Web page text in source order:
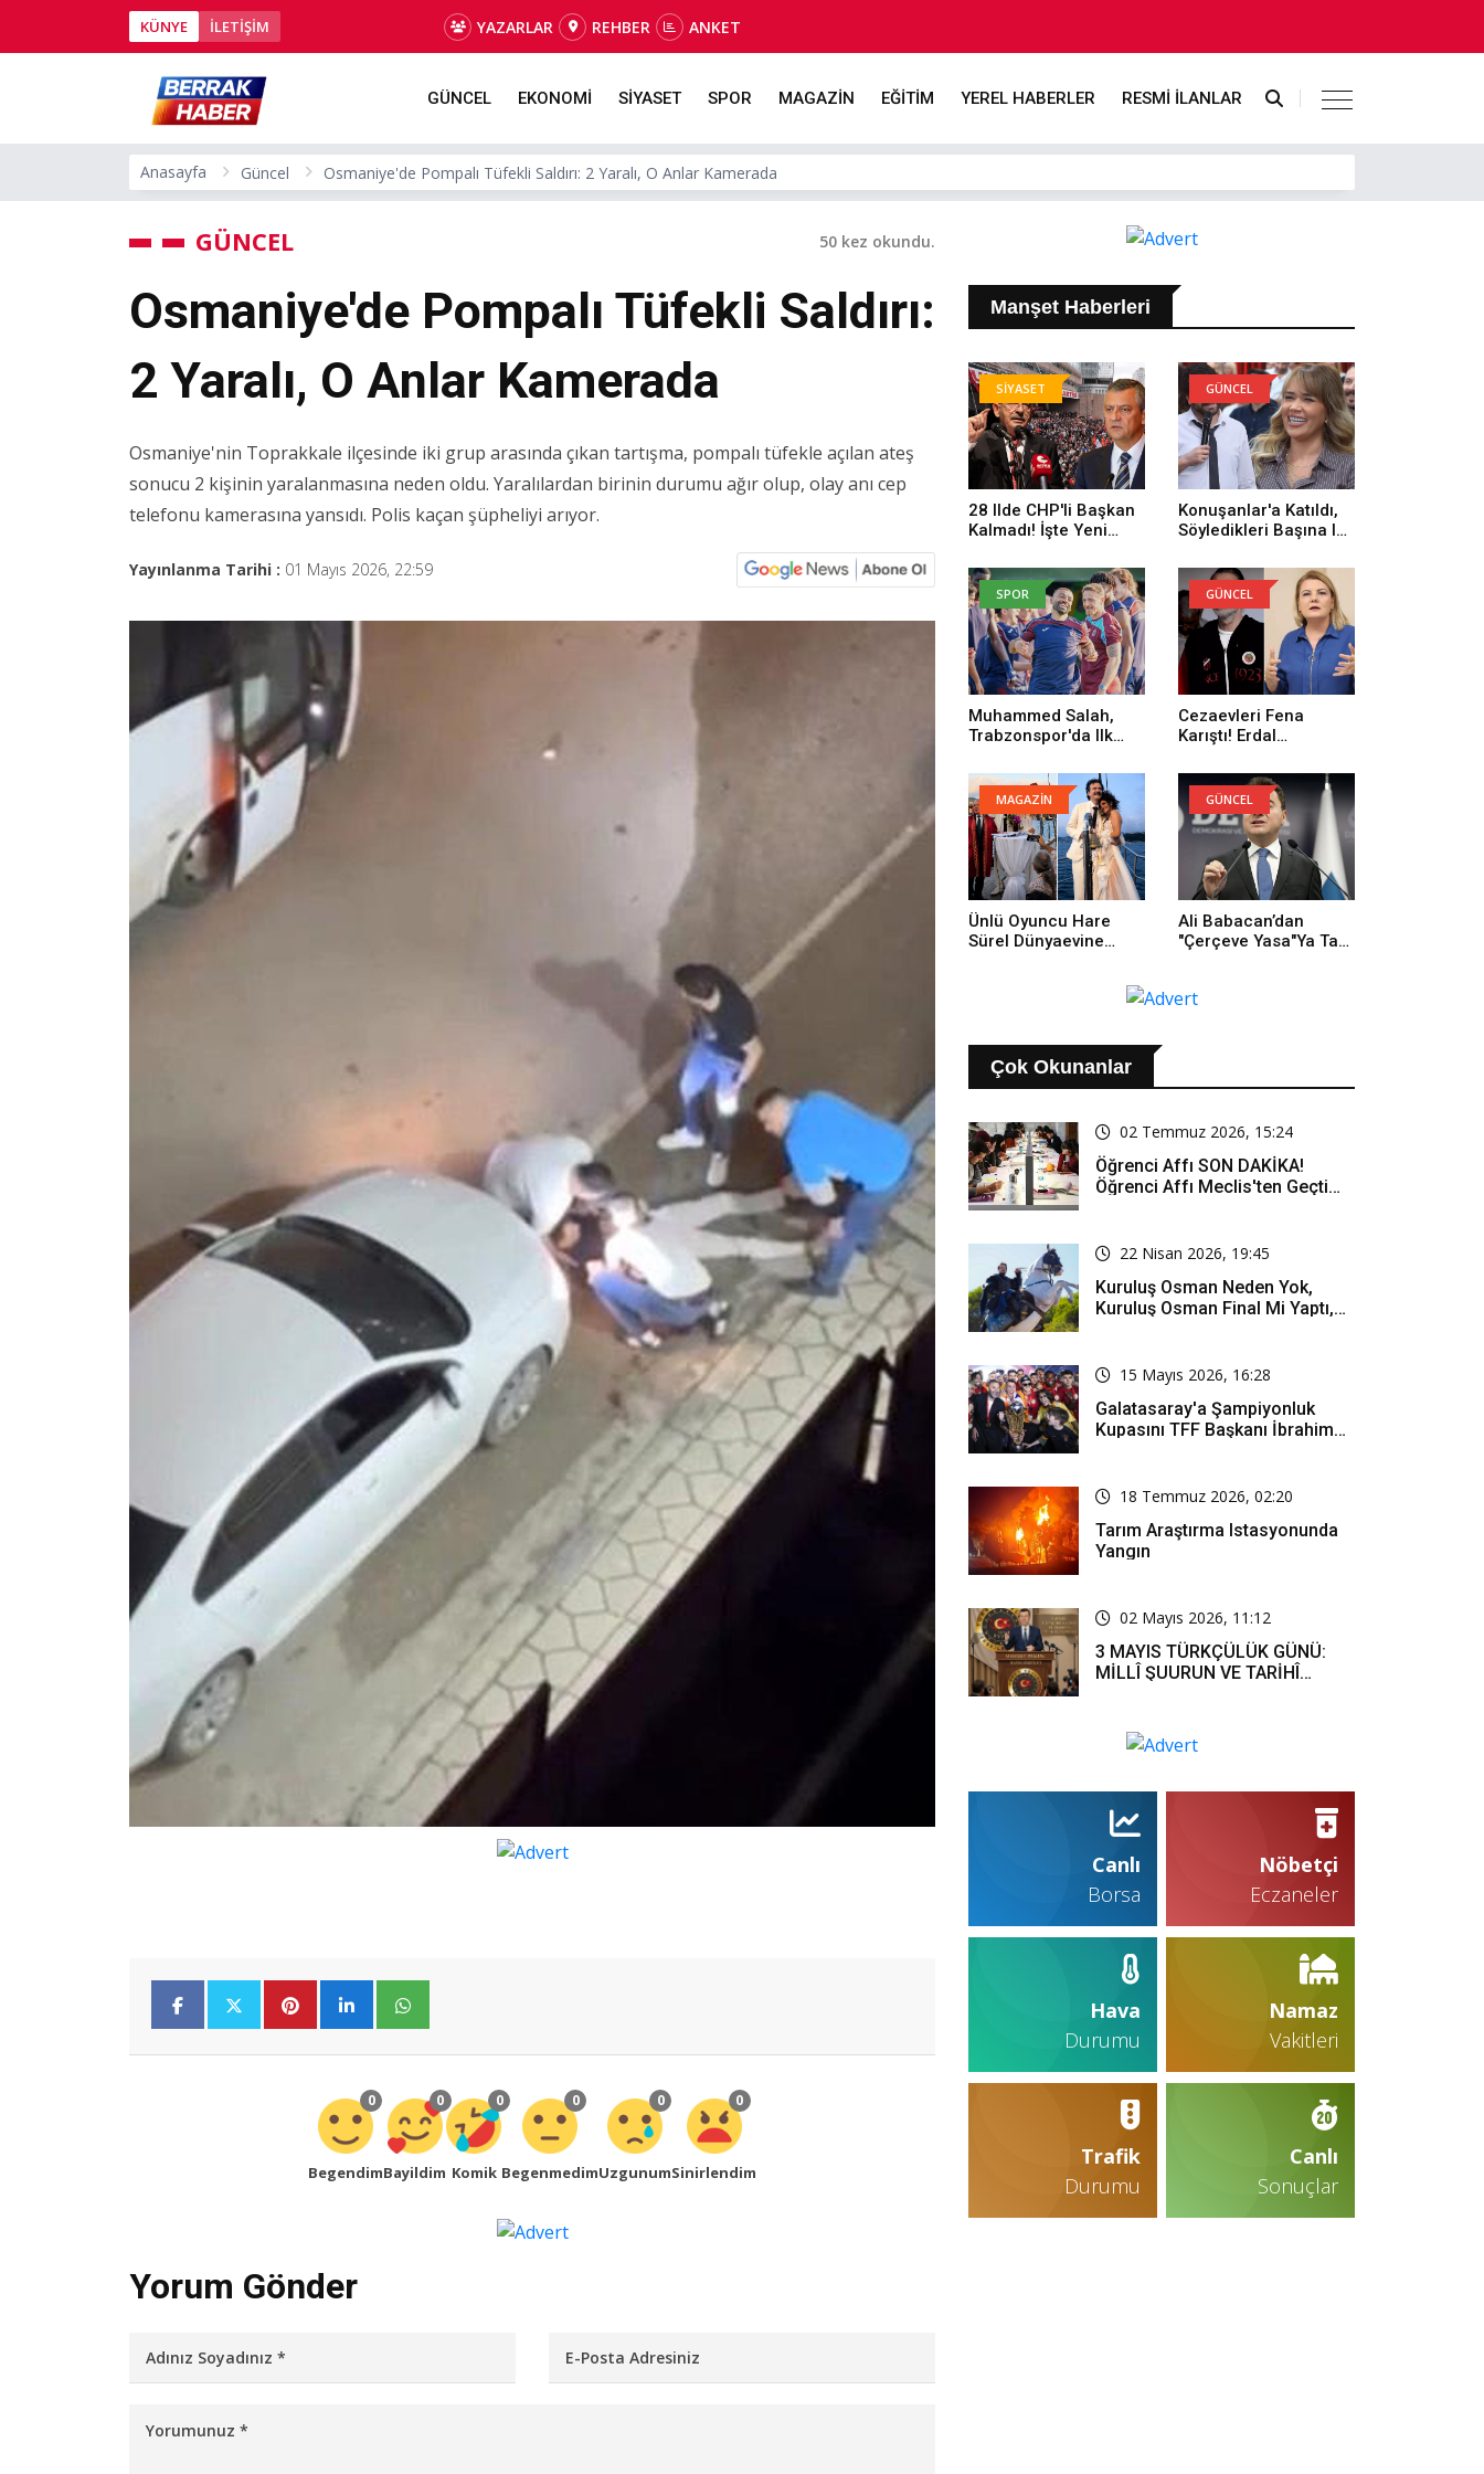
KÜNYE İLETİŞİM YAZARLAR REHBER ANKET
GÜNCEL EKONOMİ SİYASET SPOR MAGAZİN EĞİTİM YEREL HABERLER RESMİ İLANLAR
Anasayfa Güncel Osmaniye'de Pompalı Tüfekli Saldırı: 2 Yaralı, O Anlar Kamerada
GÜNCEL 50 kez okundu.
Osmaniye'de Pompalı Tüfekli Saldırı:
2 Yaralı, O Anlar Kamerada
Osmaniye'nin Toprakkale ilçesinde iki grup arasında çıkan tartışma, pompalı tüfekle açılan ateş
sonucu 2 kişinin yaralanmasına neden oldu. Yaralılardan birinin durumu ağır olup, olay anı cep
telefonu kamerasına yansıdı. Polis kaçan şüpheliyi arıyor.
Yayınlanma Tarihi : 01 Mayıs 2026, 22:59
0
Begendim
0
Bayildim
0
Komik
0
Begenmedim
0
Uzgunum
0
Sinirlendim
Yorum Gönder
Manşet Haberleri
SİYASET
28 Ilde CHP'li Başkan
Kalmadı! İşte Yeni
Sayısı
GÜNCEL
Konuşanlar'a Katıldı,
Söyledikleri Başına Iş
SPOR
Muhammed Salah,
Trabzonspor'da Ilk
GÜNCEL
Cezaevleri Fena
Karıştı! Erdal
Yüzünden Buradayım
MAGAZİN
Ünlü Oyuncu Hare
Sürel Dünyaevine
GÜNCEL
Ali Babacan’dan
"Çerçeve Yasa"ya Tam
Çok Okunanlar
02 Temmuz 2026, 15:24
Öğrenci Affı SON DAKİKA!
Öğrenci Affı Meclis'ten Geçti
22 Nisan 2026, 19:45
Kuruluş Osman Neden Yok,
Kuruluş Osman Final Mi Yaptı,
Zaman Yayınlanacak?
15 Mayıs 2026, 16:28
Galatasaray'a Şampiyonluk
Kupasını TFF Başkanı İbrahim
18 Temmuz 2026, 02:20
Tarım Araştırma Istasyonunda
Yangın
02 Mayıs 2026, 11:12
3 MAYIS TÜRKÇÜLÜK GÜNÜ:
MİLLÎ ŞUURUN VE TARİHÎ
Canlı
Borsa
Nöbetçi
Eczaneler
Hava
Durumu
Namaz
Vakitleri
Trafik
Durumu
Canlı
Sonuçlar